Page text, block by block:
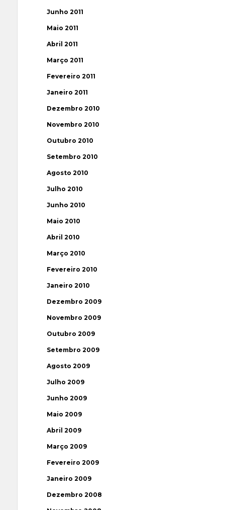
Junho 2011
Maio 2011
Abril 2011
Março 2011
Fevereiro 2011
Janeiro 2011
Dezembro 2010
Novembro 2010
Outubro 2010
Setembro 2010
Agosto 2010
Julho 2010
Junho 2010
Maio 2010
Abril 2010
Março 2010
Fevereiro 2010
Janeiro 2010
Dezembro 2009
Novembro 2009
Outubro 2009
Setembro 2009
Agosto 2009
Julho 2009
Junho 2009
Maio 2009
Abril 2009
Março 2009
Fevereiro 2009
Janeiro 2009
Dezembro 2008